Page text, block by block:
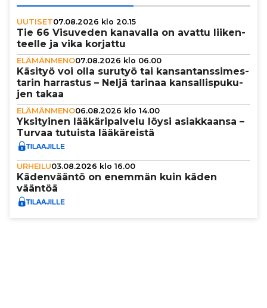
UUTISET07.08.2026 klo 20.15
Tie 66 Visuveden kanavalla on avattu lii­ken­
teelle ja vika korjattu
ELÄMÄNMENO07.08.2026 klo 06.00
Käsityö voi olla surutyö tai kan­san­tans­si­mes­
ta­rin harrastus – Neljä tarinaa kan­sal­lis­pu­ku­
jen takaa
ELÄMÄNMENO06.08.2026 klo 14.00
Yksi­tyi­nen lää­kä­ri­pal­velu löysi asi­ak­kaansa –
Turvaa tutuista lää­kä­reistä
URHEILU03.08.2026 klo 16.00
Käden­vääntö on enemmän kuin käden
vääntöä